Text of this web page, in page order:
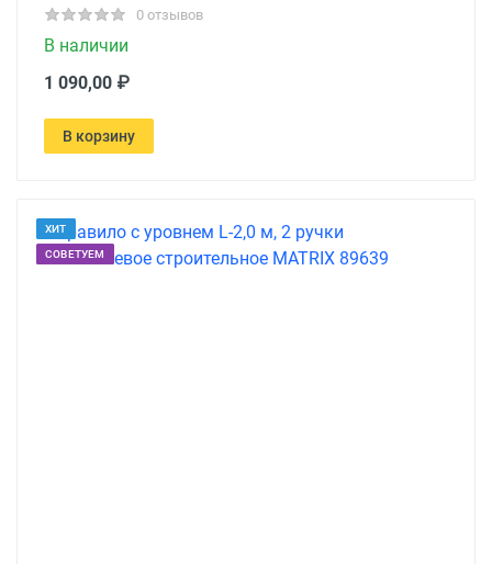
0 отзывов
В наличии
1 090,00 ₽
В корзину
ХИТ
СОВЕТУЕМ